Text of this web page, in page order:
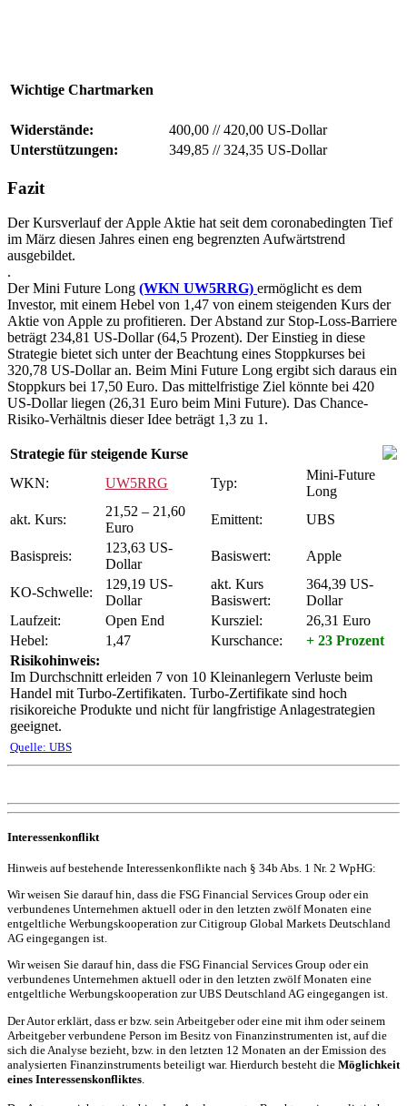
Wichtige Chartmarken
Widerstände: 400,00 //420,00 US-Dollar
Unterstützungen:
349,85 //324,35 US-Dollar
Fazit
Der Kursverlauf der Apple Aktie hat seit dem coronabedingten Tief
im März diesen Jahres einen eng begrenzten Aufwärtstrend
ausgebildet.
.
Der Mini Future Long (WKN UW5RRG) ermöglicht es dem
Investor, mit einem Hebel von 1,47 von einem steigenden Kurs der
Aktie von Apple zu profitieren. Der Abstand zur Stop-Loss-Barriere
beträgt 234,81 US-Dollar (64,5 Prozent). Der Einstieg in diese
Strategie bietet sich unter der Beachtung eines Stoppkurses bei
320,78 US-Dollar an. Beim Mini Future Long ergibt sich daraus ein
Stoppkurs bei 17,50 Euro. Das mittelfristige Ziel könnte bei 420
US-Dollar liegen (26,31 Euro beim Mini Future). Das Chance-
Risiko-Verhältnis dieser Idee beträgt 1,3 zu 1.
Strategie für steigende Kurse
WKN:
UW5RRG Typ:
Mini-Future
Long
akt. Kurs:
21,52 – 21,60
Euro
Emittent: UBS
Basispreis:
123,63 US-
Dollar
Basiswert: Apple
KO-Schwelle:
129,19 US-
Dollar
akt. Kurs
Basiswert:
364,39 US-
Dollar
Laufzeit:
Open End Kursziel:
26,31 Euro
Hebel:
1,47 Kurschance:
+ 23 Prozent
Risikohinweis:
Im Durchschnitt erleiden 7 von 10 Kleinanlegern Verluste beim
Handel mit Turbo-Zertifikaten. Turbo-Zertifikate sind hoch
risikoreiche Produkte und nicht für langfristige Anlagestrategien
geeignet.
Quelle: UBS
Interessenkonflikt
Hinweis auf bestehende Interessenkonflikte nach § 34b Abs. 1 Nr. 2 WpHG:
Wir weisen Sie darauf hin, dass die FSG Financial Services Group oder ein
verbundenes Unternehmen aktuell oder in den letzten zwölf Monaten eine
entgeltliche Werbungskooperation zur Citigroup Global Markets Deutschland
AG eingegangen ist.
Wir weisen Sie darauf hin, dass die FSG Financial Services Group oder ein
verbundenes Unternehmen aktuell oder in den letzten zwölf Monaten eine
entgeltliche Werbungskooperation zur UBS Deutschland AG eingegangen ist.
Der Autor erklärt, dass er bzw. sein Arbeitgeber oder eine mit ihm oder seinem
Arbeitgeber verbundene Person im Besitz von Finanzinstrumenten ist, auf die
sich die Analyse bezieht, bzw. in den letzten 12 Monaten an der Emission des
analysierten Finanzinstruments beteiligt war. Hierdurch besteht die Möglichkeit
eines Interessenskonfliktes